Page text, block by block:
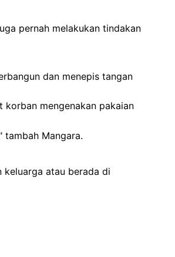
pernah melakukan tindakan
dan menepis tangan
korban mengenakan pakaian
tambah Mangara.
keluarga atau berada di